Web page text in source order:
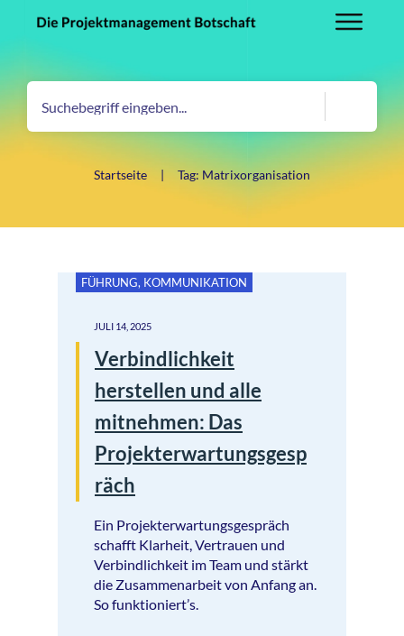
Startseite | Tag: Matrixorganisation
FÜHRUNG, KOMMUNIKATION
JULI 14, 2025
Verbindlichkeit
herstellen und alle
mitnehmen: Das
Projekterwartungsgesp
räch
Ein Projekterwartungsgespräch
schafft Klarheit, Vertrauen und
Verbindlichkeit im Team und stärkt
die Zusammenarbeit von Anfang an.
So funktioniert’s.